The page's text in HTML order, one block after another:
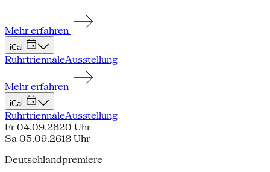
Mehr erfahren
iCal
RuhrtriennaleAusstellung
Mehr erfahren
iCal
RuhrtriennaleAusstellung
Fr 04.09.2620 Uhr
Sa 05.09.2618 Uhr
Deutschlandpremiere